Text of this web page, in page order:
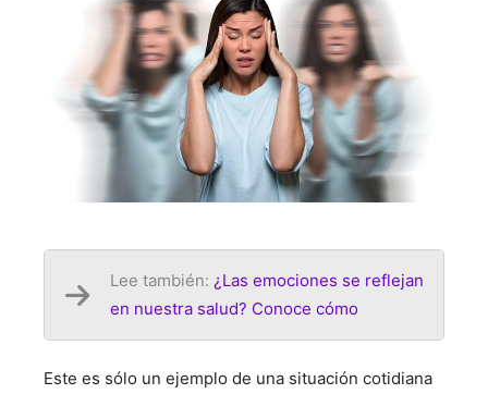
Lee también: ¿Las emociones se reflejan
en nuestra salud? Conoce cómo
Este es sólo un ejemplo de una situación cotidiana